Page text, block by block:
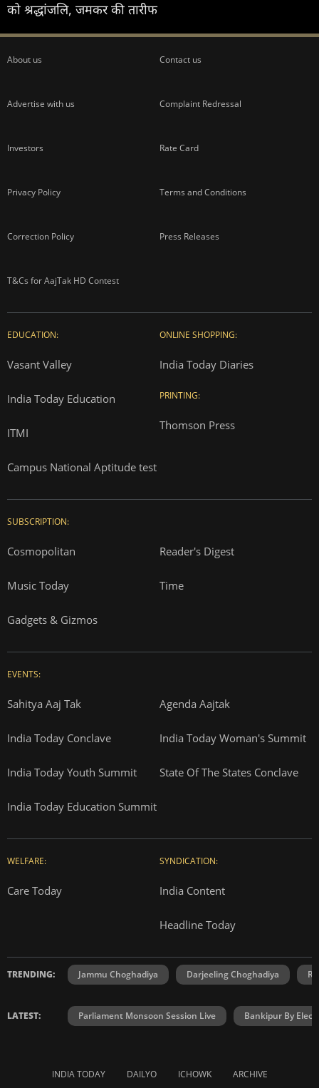
को श्रद्धांजलि, जमकर की तारीफ
About us Contact us
Advertise with us Complaint Redressal
Investors Rate Card
Privacy Policy Terms and Conditions
Correction Policy Press Releases
T&Cs for AajTak HD Contest
EDUCATION:
Vasant Valley
India Today Education
ITMI
Campus National Aptitude test
ONLINE SHOPPING:
India Today Diaries
PRINTING:
Thomson Press
SUBSCRIPTION:
Cosmopolitan Reader's Digest
Music Today Time
Gadgets & Gizmos
EVENTS:
Sahitya Aaj Tak Agenda Aajtak
India Today Conclave India Today Woman's Summit
India Today Youth Summit State Of The States Conclave
India Today Education Summit
WELFARE:
Care Today
SYNDICATION:
India Content
Headline Today
TRENDING: Jammu Choghadiya Darjeeling Choghadiya
LATEST: Parliament Monsoon Session Live Bankipur By
INDIA TODAY DAILYO ICHOWK ARCHIVE